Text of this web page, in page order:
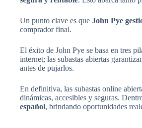
Un punto clave es que John Pye
comprador final.
El éxito de John Pye se basa en tres
internet; las subastas abiertas
antes de pujarlos.
En definitiva, las subastas online
dinámicas, accesibles y seguras.
español, brindando oportunidades